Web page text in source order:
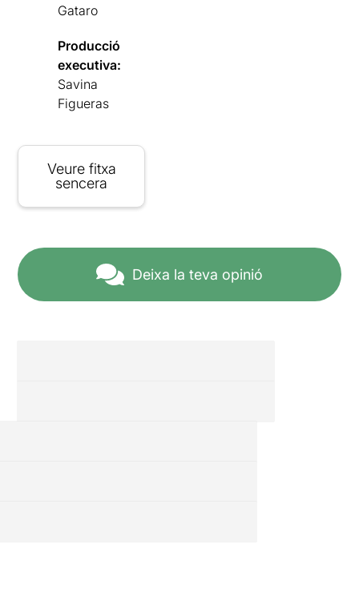
Gataro
Producció
executiva:
Savina
Figueras
Veure fitxa
sencera
Deixa la teva opinió